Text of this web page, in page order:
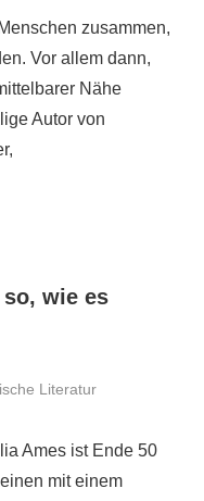
zusammen,
Vor allem dann,
Nähe
Autor von
wie es
Literatur
Ames ist Ende 50
mit einem